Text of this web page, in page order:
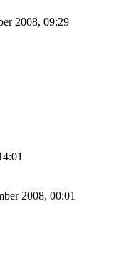
2008, 09:29
2008, 00:01